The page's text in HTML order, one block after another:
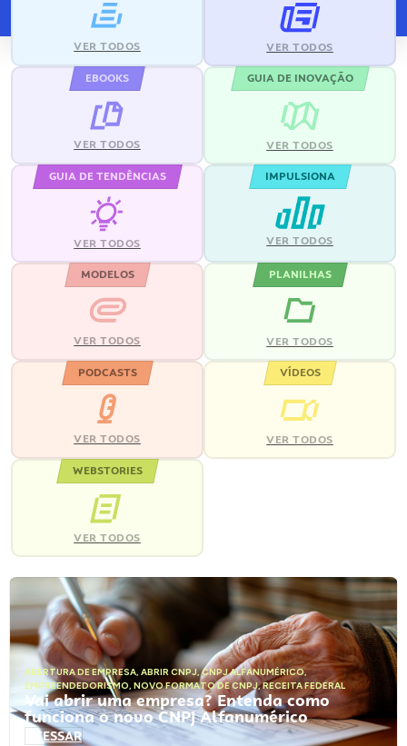
VER TODOS VER TODOS
EBOOKS
VER TODOS
GUIA DE INOVAÇÃO
VER TODOS
GUIA DE TENDÊNCIAS
VER TODOS
IMPULSIONA
VER TODOS
MODELOS
VER TODOS
PLANILHAS
VER TODOS
PODCASTS
VER TODOS
VÍDEOS
VER TODOS
WEBSTORIES
VER TODOS
ABERTURA DE EMPRESA, ABRIR CNPJ,CNPJ ALFANUMÉRICO,
EMPREENDEDORISMO, NOVO FORMATO DE CNPJ,RECEITA FEDERAL
Vai abrir uma empresa? Entenda como
funciona o novo CNPJ Alfanumérico
ACESSAR